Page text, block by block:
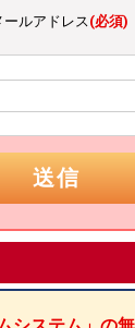
ールアドレス(必須)